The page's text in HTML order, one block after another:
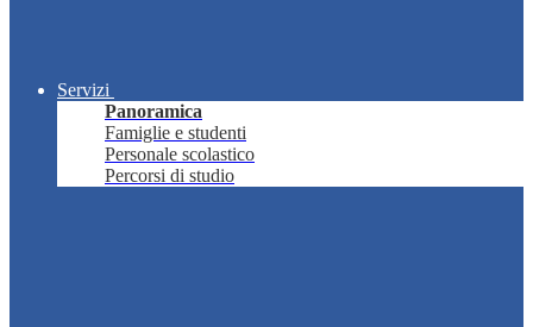
Servizi
Panoramica
Famiglie e studenti
Personale scolastico
Percorsi di studio